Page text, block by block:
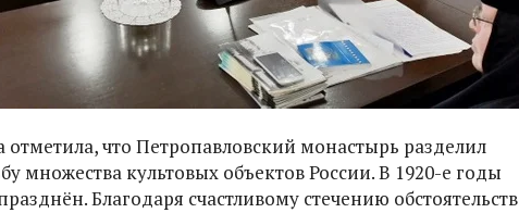
что Петропавловский монастырь разделил
множества культовых объектов России. В 1920-е годы
Благодаря счастливому стечению обстоятельств